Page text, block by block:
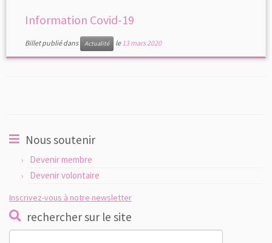
Information Covid-19
Billet publié dans Actualité le 13 mars 2020
Nous soutenir
Devenir membre
Devenir volontaire
Inscrivez-vous à notre newsletter
rechercher sur le site